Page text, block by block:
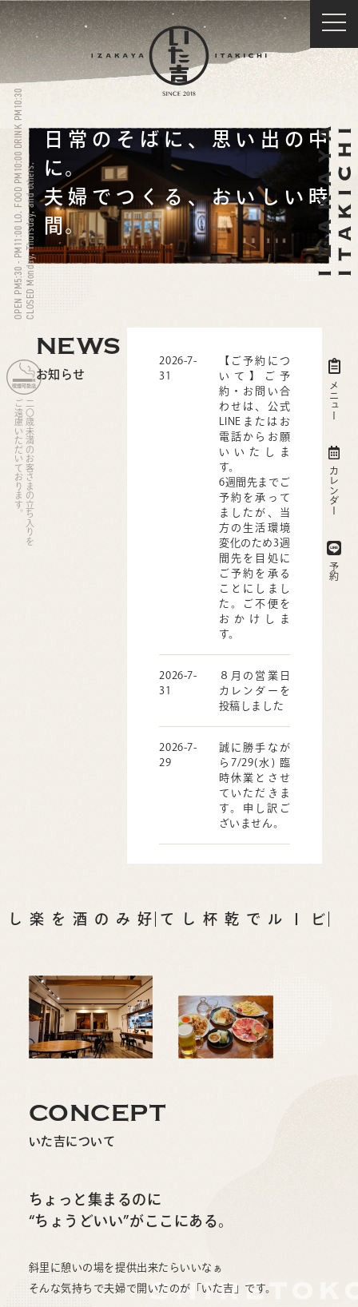
メニュー
カレンダー
予約
日常のそばに、思い出の中
に。
夫婦でつくる、おいしい時
間。
OPEN PM5:30 - PM11:00 LO. FOOD PM10:00 DRINK PM10:30CLOSED Monday, Thursday, and others.
二〇歳未満のお客さまの立ち入りを
ご遠慮いただいております。
NEWS
お知らせ
2026-7-
31
【ご予約につ
いて】ご予
約・お問い合
わせは、公式
LINEまたはお
電話からお願
いいたしま
す。
6週間先までご
予約を承って
ましたが、当
方の生活環境
変化のため3週
間先を目処に
ご予約を承る
ことにしまし
た。ご不便を
おかけしま
す。
2026-7-
31
８月の営業日
カレンダーを
投稿しました
2026-7-
29
誠に勝手なが
ら7/29(水) 臨
時休業とさせ
ていただきま
す。申し訳ご
ざいません。
ビールで乾杯して
CONCEPT
いた吉について
ちょっと集まるのに
“ちょうどいい”がここにある。
斜里に憩いの場を提供出来たらいいなぁ
そんな気持ちで夫婦で開いたのが「いた吉」です。